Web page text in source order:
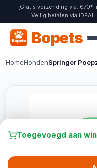
Gratis verzending v.a. €70*
Veilig betalen via iDEAL
Bopets
HomeHondenSpringer
Toegevoegd aan